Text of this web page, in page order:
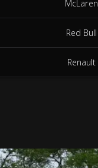
McLaren
Red Bull
Renault